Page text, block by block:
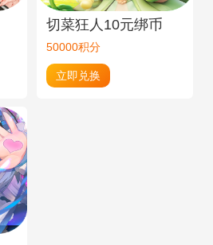
切菜狂人10元绑币
50000积分
立即兑换